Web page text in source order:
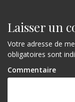
i
g
a
t
Laisser un
Votre adresse de
obligatoires sont
Commentaire